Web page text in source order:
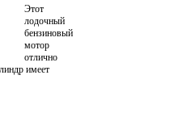
Этот
лодочный
бензиновый
мотор
отлично
имеет